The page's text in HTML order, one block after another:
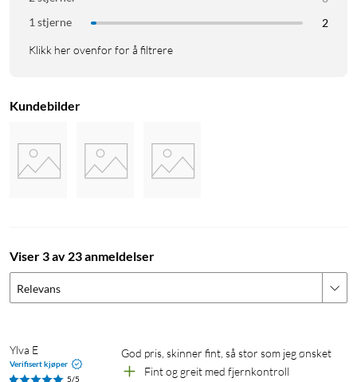
1 stjerne
2
Klikk her ovenfor for å filtrere
Kundebilder
Viser 3 av 23 anmeldelser
Relevans
Ylva E
Verifisert kjøper
5/5
God pris, skinner fint, så stor som jeg ønsket
Fint og greit med fjernkontroll